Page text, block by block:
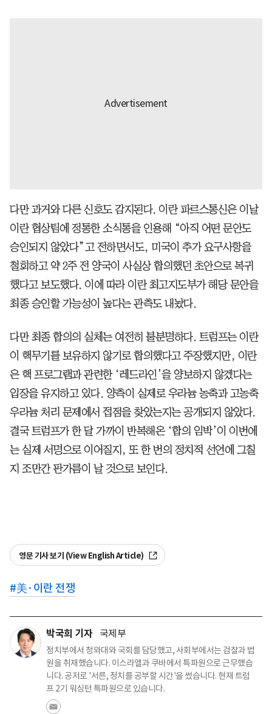
다만 과거와 다른 신호도 감지된다. 이란 파르스통신은 이날
이란 협상팀에 정통한 소식통을 인용해 “아직 어떤 문안도
승인되지 않았다”고 전하면서도, 미국이 추가 요구사항을
철회하고 약 2주 전 양국이 사실상 합의했던 초안으로 복귀
했다고 보도했다. 이에 따라 이란 최고지도부가 해당 문안을
최종 승인할 가능성이 높다는 관측도 내놨다.
다만 최종 합의의 실체는 여전히 불분명하다. 트럼프는 이란
이 핵무기를 보유하지 않기로 합의했다고 주장했지만, 이란
은 핵 프로그램과 관련한 ‘레드라인’을 양보하지 않겠다는
입장을 유지하고 있다. 양측이 실제로 우라늄 농축과 고농축
우라늄 처리 문제에서 접점을 찾았는지는 공개되지 않았다.
결국 트럼프가 한 달 가까이 반복해온 ‘합의 임박’이 이번에
는 실제 서명으로 이어질지, 또 한 번의 정치적 선언에 그칠
지 조만간 판가름이 날 것으로 보인다.
영문 기사 보기 (View English Article)
#美·이란 전쟁
박국희 기자 국제부
정치부에서 청와대와 국회를 담당했고, 사회부에서는 검찰과 법
원을 취재했습니다. 이스라엘과 쿠바에서 특파원으로 근무했습
니다. 공저로 '서른, 정치를 공부할 시간'을 썼습니다. 현재 트럼
프 2기 워싱턴 특파원으로 있습니다.